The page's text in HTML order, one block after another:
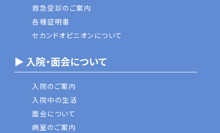
救急受診のご案内
各種証明書
セカンドオピニオンについて
▶ 入院・面会について
入院のご案内
入院中の生活
面会について
病室のご案内